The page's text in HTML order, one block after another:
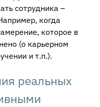
сотрудника –
когда
которое в
(о карьерном
и т.п.).
реальных